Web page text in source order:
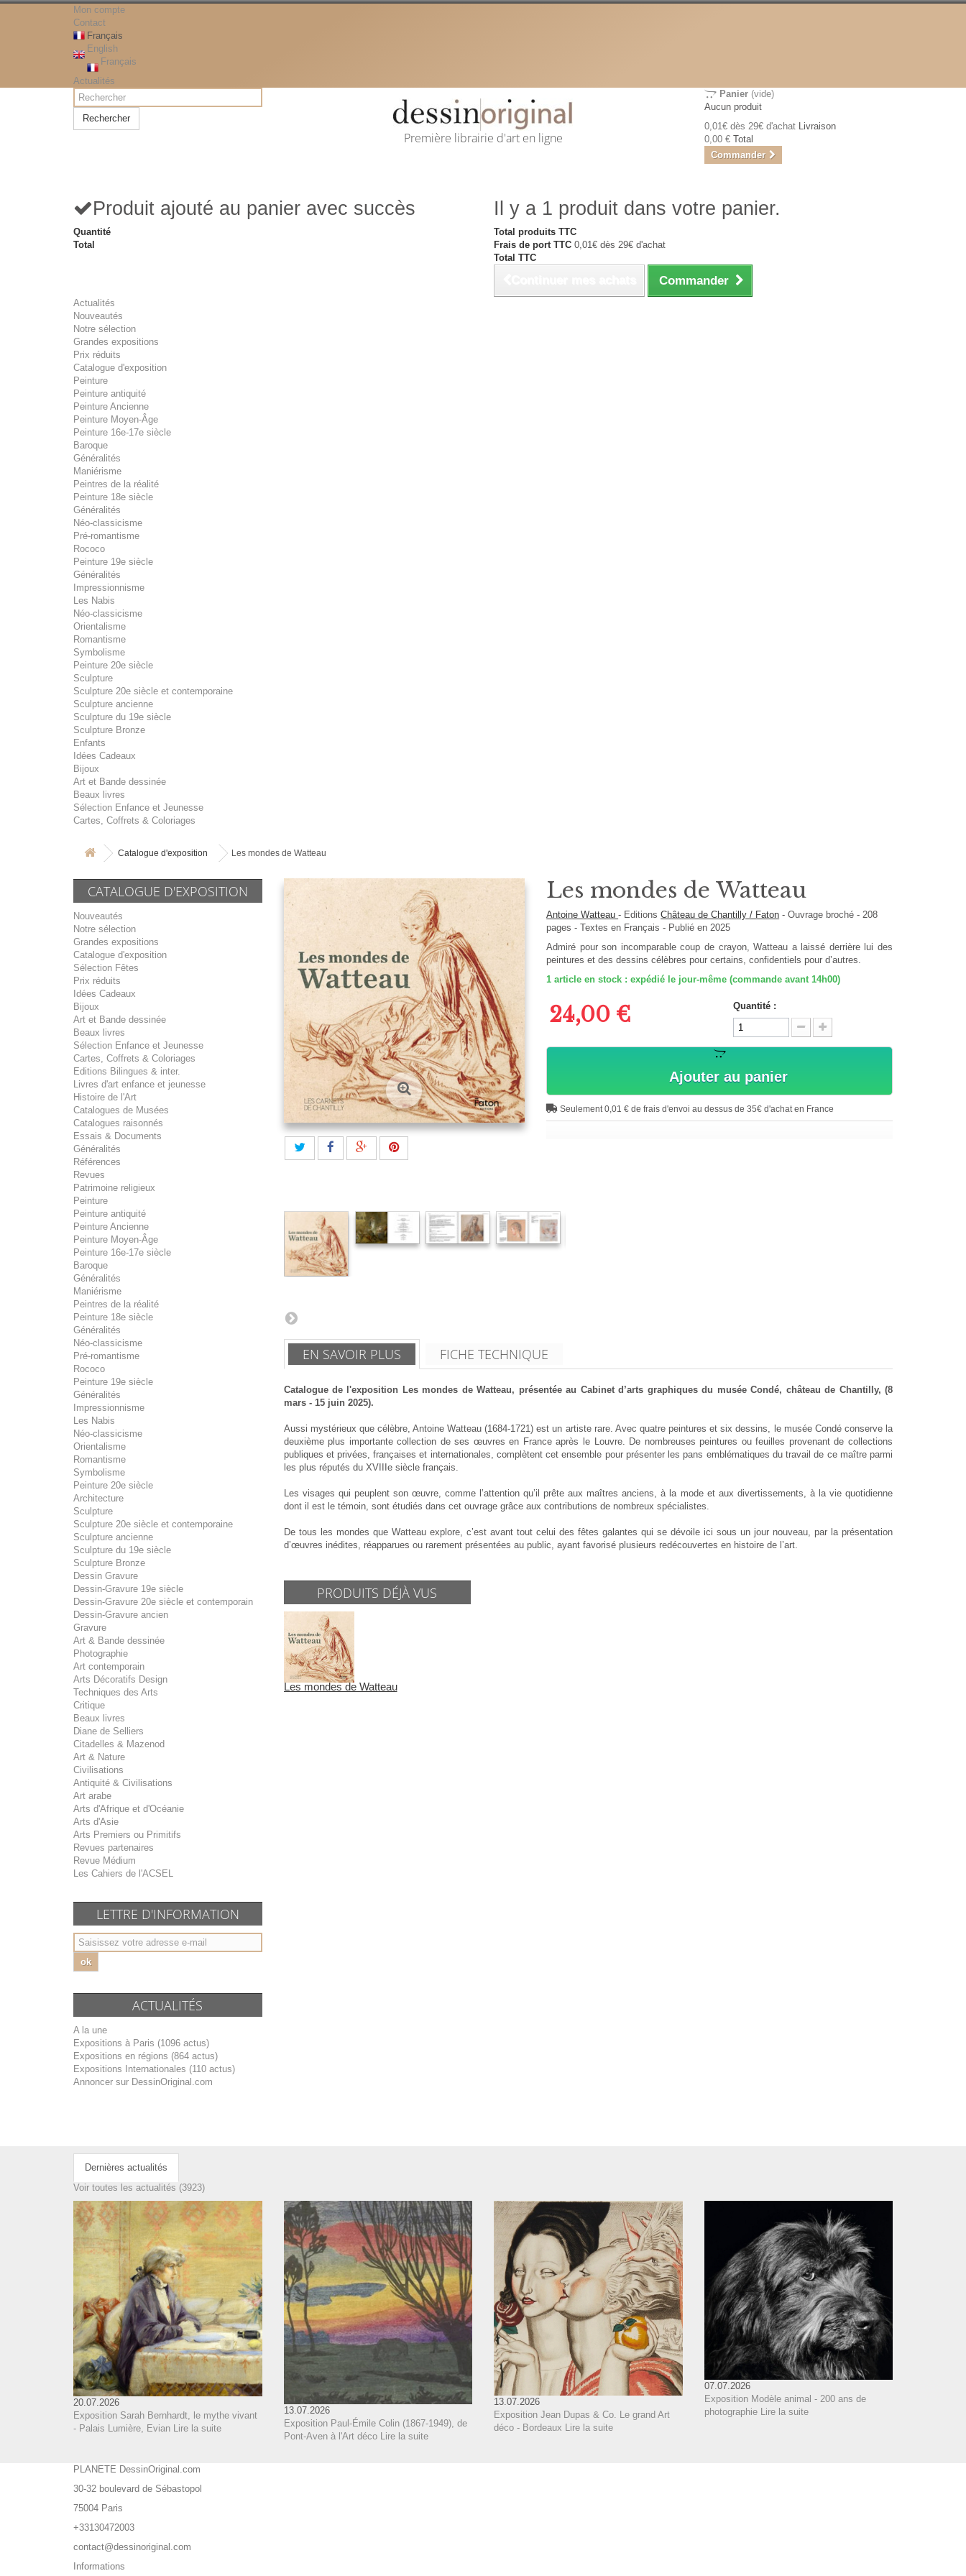
Mon compte
Contact
Français
English
Français
Actualités
Rechercher
Première librairie d'art en ligne
Panier (vide)
Aucun produit
0,01€ dès 29€ d'achat Livraison
0,00 € Total
Commander
Produit ajouté au panier avec succès
Quantité
Total
Il y a 1 produit dans votre panier.
Total produits TTC
Frais de port TTC 0,01€ dès 29€ d'achat
Total TTC
Commander
Actualités
Nouveautés
Notre sélection
Grandes expositions
Prix réduits
Catalogue d'exposition
Peinture
Peinture antiquité
Peinture Ancienne
Peinture Moyen-Âge
Peinture 16e-17e siècle
Baroque
Généralités
Maniérisme
Peintres de la réalité
Peinture 18e siècle
Généralités
Néo-classicisme
Pré-romantisme
Rococo
Peinture 19e siècle
Généralités
Impressionnisme
Les Nabis
Néo-classicisme
Orientalisme
Romantisme
Symbolisme
Peinture 20e siècle
Sculpture
Sculpture 20e siècle et contemporaine
Sculpture ancienne
Sculpture du 19e siècle
Sculpture Bronze
Enfants
Idées Cadeaux
Bijoux
Art et Bande dessinée
Beaux livres
Sélection Enfance et Jeunesse
Cartes, Coffrets & Coloriages
Catalogue d'exposition Les mondes de Watteau
CATALOGUE D'EXPOSITION
Nouveautés
Notre sélection
Grandes expositions
Catalogue d'exposition
Sélection Fêtes
Prix réduits
Idées Cadeaux
Bijoux
Art et Bande dessinée
Beaux livres
Sélection Enfance et Jeunesse
Cartes, Coffrets & Coloriages
Editions Bilingues & inter.
Livres d'art enfance et jeunesse
Histoire de l'Art
Catalogues de Musées
Catalogues raisonnés
Essais & Documents
Généralités
Références
Revues
Patrimoine religieux
Peinture
Peinture antiquité
Peinture Ancienne
Peinture Moyen-Âge
Peinture 16e-17e siècle
Baroque
Généralités
Maniérisme
Peintres de la réalité
Peinture 18e siècle
Généralités
Néo-classicisme
Pré-romantisme
Rococo
Peinture 19e siècle
Généralités
Impressionnisme
Les Nabis
Néo-classicisme
Orientalisme
Romantisme
Symbolisme
Peinture 20e siècle
Architecture
Sculpture
Sculpture 20e siècle et contemporaine
Sculpture ancienne
Sculpture du 19e siècle
Sculpture Bronze
Dessin Gravure
Dessin-Gravure 19e siècle
Dessin-Gravure 20e siècle et contemporain
Dessin-Gravure ancien
Gravure
Art & Bande dessinée
Photographie
Art contemporain
Arts Décoratifs Design
Techniques des Arts
Critique
Beaux livres
Diane de Selliers
Citadelles & Mazenod
Art & Nature
Civilisations
Antiquité & Civilisations
Art arabe
Arts d'Afrique et d'Océanie
Arts d'Asie
Arts Premiers ou Primitifs
Revues partenaires
Revue Médium
Les Cahiers de l'ACSEL
LETTRE D'INFORMATION
ok
ACTUALITÉS
A la une
Expositions à Paris (1096 actus)
Expositions en régions (864 actus)
Expositions Internationales (110 actus)
Annoncer sur DessinOriginal.com
Les mondes de Watteau
Antoine Watteau- EditionsChâteau de Chantilly / Faton -Ouvrage broché-208
pages -Textes en Français- Publié en 2025
Admiré pour son incomparable coup de crayon, Watteau a laissé derrière lui des
peintures et des dessins célèbres pour certains, confidentiels pour d’autres.
1 article en stock : expédié le jour-même (commande avant 14h00)
24,00 € Quantité :
Ajouter au panier
Seulement 0,01 € de frais d'envoi au dessus de 35€ d'achat en France
EN SAVOIR PLUS FICHE TECHNIQUE
Catalogue de l'exposition Les mondes de Watteau, présentée au Cabinet d’arts graphiques du musée Condé, château de Chantilly, (8
mars - 15 juin 2025).
Aussi mystérieux que célèbre, Antoine Watteau (1684-1721) est un artiste rare. Avec quatre peintures et six dessins, le musée Condé conserve la
deuxième plus importante collection de ses œuvres en France après le Louvre. De nombreuses peintures ou feuilles provenant de collections
publiques et privées, françaises et internationales, complètent cet ensemble pour présenter les pans emblématiques du travail de ce maître parmi
les plus réputés du XVIIIe siècle français.
Les visages qui peuplent son œuvre, comme l’attention qu’il prête aux maîtres anciens, à la mode et aux divertissements, à la vie quotidienne
dont il est le témoin, sont étudiés dans cet ouvrage grâce aux contributions de nombreux spécialistes.
De tous les mondes que Watteau explore, c’est avant tout celui des fêtes galantes qui se dévoile ici sous un jour nouveau, par la présentation
d’œuvres inédites, réapparues ou rarement présentées au public, ayant favorisé plusieurs redécouvertes en histoire de l’art.
PRODUITS DÉJÀ VUS
Les mondes de Watteau
Dernières actualités
Voir toutes les actualités (3923)
20.07.2026
Exposition Sarah Bernhardt, le mythe vivant
- Palais Lumière, Evian
Lire la suite
13.07.2026
Exposition Paul-Émile Colin (1867-1949), de
Pont-Aven à l'Art déco Lire la suite
13.07.2026
Exposition Jean Dupas & Co. Le grand Art
déco - Bordeaux Lire la suite
07.07.2026
Exposition Modèle animal - 200 ans de
photographie Lire la suite
PLANETE DessinOriginal.com
30-32 boulevard de Sébastopol
75004 Paris
+33130472003
contact@dessinoriginal.com
Informations